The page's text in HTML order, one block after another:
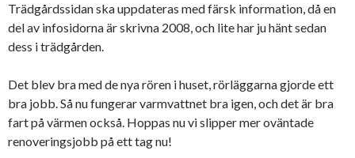
Trädgårdssidan ska uppdateras med färsk information, då en
del av infosidorna är skrivna 2008, och lite har ju hänt sedan
dess i trädgården.
Det blev bra med de nya rören i huset, rörläggarna gjorde ett
bra jobb. Så nu fungerar varmvattnet bra igen, och det är bra
fart på värmen också. Hoppas nu vi slipper mer oväntade
renoveringsjobb på ett tag nu!